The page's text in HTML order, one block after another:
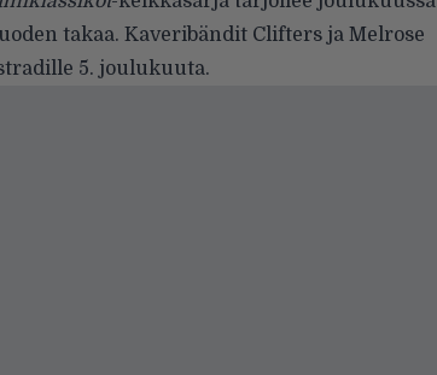
takaa. Kaveribändit Clifters ja Melrose
5. joulukuuta.